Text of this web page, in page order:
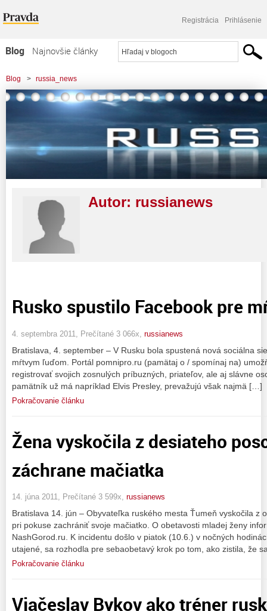
Registrácia Prihlásenie
Blog
Najnovšie články
Najčítanejšie články
Najkomentovanejšie články
Zoznam blogov
Komerčné blogy
Blog > russia_news
Autor: russianews
Rusko spustilo Facebook pre
4. septembra 2011, Prečítané 3 066x, russianews
Bratislava, 4. september – V Rusku bola spustená nová sociálna
mŕtvym ľuďom. Portál pomnipro.ru (pamätaj o / spomínaj na)
registrovať svojich zosnulých príbuzných, priateľov, ale aj slávne
pamätník už má napríklad Elvis Presley, prevažujú však najmä […]
Pokračovanie článku
Žena vyskočila z desiateho
záchrane mačiatka
14. júna 2011, Prečítané 3 599x, russianews
Bratislava 14. jún – Obyvateľka ruského mesta Ťumeň vyskočila z
pri pokuse zachrániť svoje mačiatko. O obetavosti mladej ženy
NashGorod.ru. K incidentu došlo v piatok (10.6.) v nočných
utajené, sa rozhodla pre sebaobetavý krok po tom, ako zistila, že
Pokračovanie článku
Vjačeslav Bykov ako tréner